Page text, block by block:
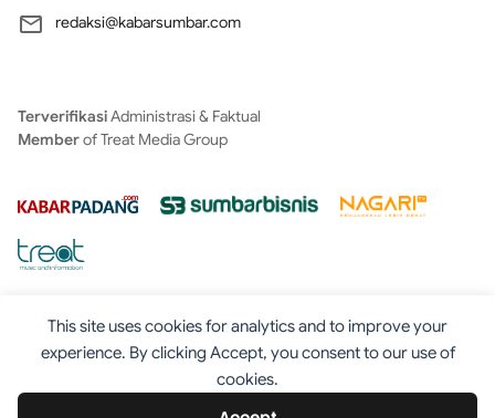
This site uses cookies for analytics and to improve your
experience. By clicking Accept, you consent to our use of
cookies.
redaksi@kabarsumbar.com
TerverifikasiAdministrasi & Faktual
Memberof Treat Media Group
Tentang Redaksi Kontak Disclaimer
Iklan